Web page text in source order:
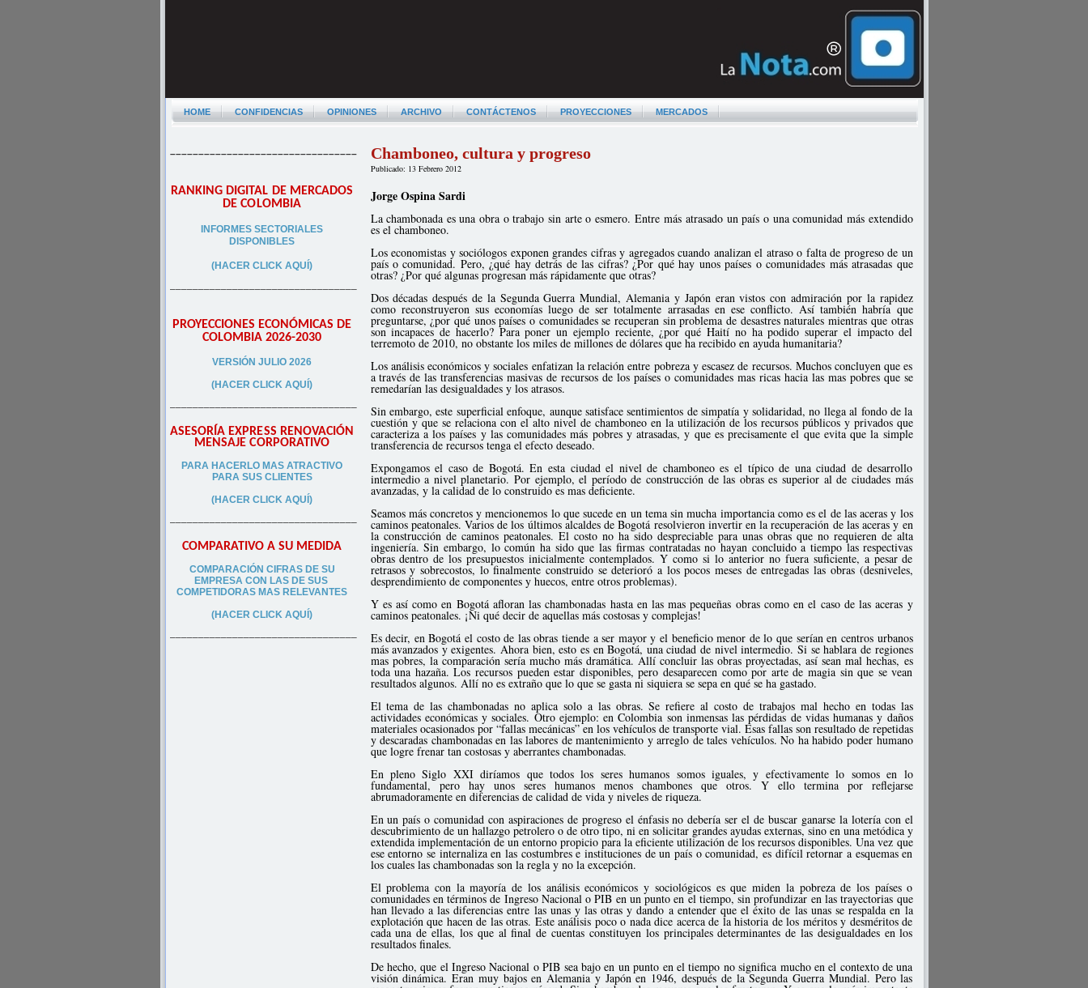
HOME CONFIDENCIAS OPINIONES ARCHIVO CONTÁCTENOS PROYECCIONES MERCADOS
–––––––––––––––––––––––––––––––––
RANKING DIGITAL DE MERCADOS
DE COLOMBIA
INFORMES SECTORIALES
DISPONIBLES
(HACER CLICK AQUÍ)
–––––––––––––––––––––––––––––––––
PROYECCIONES ECONÓMICAS DE
COLOMBIA 2026-2030
VERSIÓN JULIO 2026
(HACER CLICK AQUÍ)
–––––––––––––––––––––––––––––––––
ASESORÍA EXPRESS RENOVACIÓN
MENSAJE CORPORATIVO
PARA HACERLO MAS ATRACTIVO
PARA SUS CLIENTES
(HACER CLICK AQUÍ)
–––––––––––––––––––––––––––––––––
COMPARATIVO A SU MEDIDA
COMPARACIÓN CIFRAS DE SU
EMPRESA CON LAS DE SUS
COMPETIDORAS MAS RELEVANTES
(HACER CLICK AQUÍ)
–––––––––––––––––––––––––––––––––
Chamboneo, cultura y progreso
Publicado: 13 Febrero 2012
Jorge Ospina Sardi
La chambonada es una obra o trabajo sin arte o esmero. Entre más atrasado un país o una comunidad más extendido
es el chamboneo.
Los economistas y sociólogos exponen grandes cifras y agregados cuando analizan el atraso o falta de progreso de un
país o comunidad. Pero, ¿qué hay detrás de las cifras? ¿Por qué hay unos países o comunidades más atrasadas que
otras? ¿Por qué algunas progresan más rápidamente que otras?
Dos décadas después de la Segunda Guerra Mundial, Alemania y Japón eran vistos con admiración por la rapidez
como reconstruyeron sus economías luego de ser totalmente arrasadas en ese conflicto. Así también habría que
preguntarse, ¿por qué unos países o comunidades se recuperan sin problema de desastres naturales mientras que otras
son incapaces de hacerlo? Para poner un ejemplo reciente, ¿por qué Haití no ha podido superar el impacto del
terremoto de 2010, no obstante los miles de millones de dólares que ha recibido en ayuda humanitaria?
Los análisis económicos y sociales enfatizan la relación entre pobreza y escasez de recursos. Muchos concluyen que es
a través de las transferencias masivas de recursos de los países o comunidades mas ricas hacia las mas pobres que se
remedarían las desigualdades y los atrasos.
Sin embargo, este superficial enfoque, aunque satisface sentimientos de simpatía y solidaridad, no llega al fondo de la
cuestión y que se relaciona con el alto nivel de chamboneo en la utilización de los recursos públicos y privados que
caracteriza a los países y las comunidades más pobres y atrasadas, y que es precisamente el que evita que la simple
transferencia de recursos tenga el efecto deseado.
Expongamos el caso de Bogotá. En esta ciudad el nivel de chamboneo es el típico de una ciudad de desarrollo
intermedio a nivel planetario. Por ejemplo, el período de construcción de las obras es superior al de ciudades más
avanzadas, y la calidad de lo construido es mas deficiente.
Seamos más concretos y mencionemos lo que sucede en un tema sin mucha importancia como es el de las aceras y los
caminos peatonales. Varios de los últimos alcaldes de Bogotá resolvieron invertir en la recuperación de las aceras y en
la construcción de caminos peatonales. El costo no ha sido despreciable para unas obras que no requieren de alta
ingeniería. Sin embargo, lo común ha sido que las firmas contratadas no hayan concluido a tiempo las respectivas
obras dentro de los presupuestos inicialmente contemplados. Y como si lo anterior no fuera suficiente, a pesar de
retrasos y sobrecostos, lo finalmente construido se deterioró a los pocos meses de entregadas las obras (desniveles,
desprendimiento de componentes y huecos, entre otros problemas).
Y es así como en Bogotá afloran las chambonadas hasta en las mas pequeñas obras como en el caso de las aceras y
caminos peatonales. ¡Ni qué decir de aquellas más costosas y complejas!
Es decir, en Bogotá el costo de las obras tiende a ser mayor y el beneficio menor de lo que serían en centros urbanos
más avanzados y exigentes. Ahora bien, esto es en Bogotá, una ciudad de nivel intermedio. Si se hablara de regiones
mas pobres, la comparación sería mucho más dramática. Allí concluir las obras proyectadas, así sean mal hechas, es
toda una hazaña. Los recursos pueden estar disponibles, pero desaparecen como por arte de magia sin que se vean
resultados algunos. Allí no es extraño que lo que se gasta ni siquiera se sepa en qué se ha gastado.
El tema de las chambonadas no aplica solo a las obras. Se refiere al costo de trabajos mal hecho en todas las
actividades económicas y sociales. Otro ejemplo: en Colombia son inmensas las pérdidas de vidas humanas y daños
materiales ocasionados por “fallas mecánicas” en los vehículos de transporte vial. Esas fallas son resultado de repetidas
y descaradas chambonadas en las labores de mantenimiento y arreglo de tales vehículos. No ha habido poder humano
que logre frenar tan costosas y aberrantes chambonadas.
En pleno Siglo XXI diríamos que todos los seres humanos somos iguales, y efectivamente lo somos en lo
fundamental, pero hay unos seres humanos menos chambones que otros. Y ello termina por reflejarse
abrumadoramente en diferencias de calidad de vida y niveles de riqueza.
En un país o comunidad con aspiraciones de progreso el énfasis no debería ser el de buscar ganarse la lotería con el
descubrimiento de un hallazgo petrolero o de otro tipo, ni en solicitar grandes ayudas externas, sino en una metódica y
extendida implementación de un entorno propicio para la eficiente utilización de los recursos disponibles. Una vez que
ese entorno se internaliza en las costumbres e instituciones de un país o comunidad, es difícil retornar a esquemas en
los cuales las chambonadas son la regla y no la excepción.
El problema con la mayoría de los análisis económicos y sociológicos es que miden la pobreza de los países o
comunidades en términos de Ingreso Nacional o PIB en un punto en el tiempo, sin profundizar en las trayectorias que
han llevado a las diferencias entre las unas y las otras y dando a entender que el éxito de las unas se respalda en la
explotación que hacen de las otras. Este análisis poco o nada dice acerca de la historia de los méritos y desméritos de
cada una de ellas, los que al final de cuentas constituyen los principales determinantes de las desigualdades en los
resultados finales.
De hecho, que el Ingreso Nacional o PIB sea bajo en un punto en el tiempo no significa mucho en el contexto de una
visión dinámica. Eran muy bajos en Alemania y Japón en 1946, después de la Segunda Guerra Mundial. Pero las